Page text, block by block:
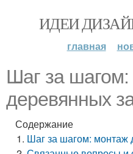
ИДЕИ
главная
Шаг за
деревянных
Содержание
Шаг за шагом: монтаж